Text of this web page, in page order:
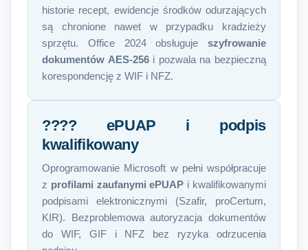
historie recept, ewidencje środków odurzających
są chronione nawet w przypadku kradzieży
sprzętu. Office 2024 obsługuje szyfrowanie
dokumentów AES-256i pozwala na bezpieczną
korespondencję z WIF i NFZ.
???? ePUAP i podpis
kwalifikowany
Oprogramowanie Microsoft w pełni współpracuje
z profilami zaufanymi ePUAP i kwalifikowanymi
podpisami elektronicznymi (Szafir, proCertum,
KIR). Bezproblemowa autoryzacja dokumentów
do WIF, GIF i NFZ bez ryzyka odrzucenia